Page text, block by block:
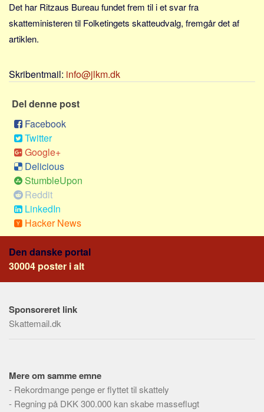
Thailand
USA
Nøgleord
Bolig
Job
Virksomhed
Investering
Pension og opsparing
Forbrug
Social sikring og sundhed
Transport
Køb og salg
Skatter og afgifter
Statistik
Det har Ritzaus Bureau fundet frem til i et svar fra
skatteministeren til Folketingets skatteudvalg, fremgår det af
artiklen.
Skribentmail: info@jlkm.dk
Del denne post
Facebook
Twitter
Google+
Delicious
StumbleUpon
Reddit
LinkedIn
Hacker News
Den danske portal
30004 poster i alt
Sponsoreret link
Skattemail.dk
Mere om samme emne
- Rekordmange penge er flyttet til skattely
- Regning på DKK 300.000 kan skabe masseflugt